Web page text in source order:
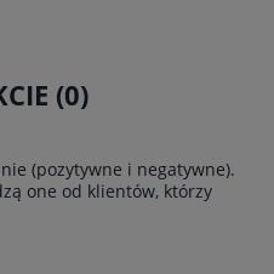
(0)
(pozytywne i negatywne).
one od klientów, którzy